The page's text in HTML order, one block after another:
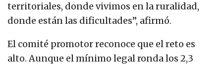
territoriales, donde vivimos en la ruralidad,
donde están las dificultades”, afirmó.
El comité promotor reconoce que el reto es
alto. Aunque el mínimo legal ronda los 2,3